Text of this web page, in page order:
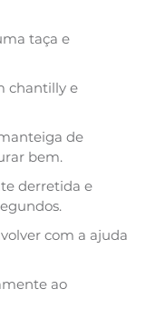
taça e
chantilly e
de
bem.
derretida e
com a ajuda
ao